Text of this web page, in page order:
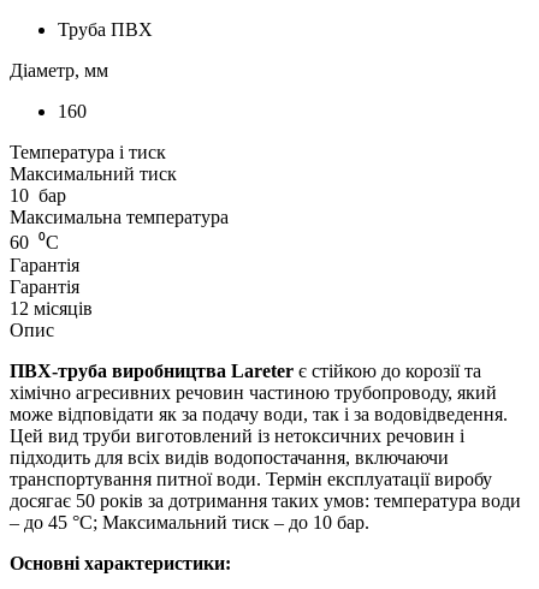
Труба ПВХ
Діаметр, мм
160
Температура і тиск
Максимальний тиск
10 бар
Максимальна температура
60 ⁰С
Гарантія
Гарантія
12 місяців
Опис
ПВХ-труба виробництва Lareter є стійкою до корозії та
хімічно агресивних речовин частиною трубопроводу, який
може відповідати як за подачу води, так і за водовідведення.
Цей вид труби виготовлений із нетоксичних речовин і
підходить для всіх видів водопостачання, включаючи
транспортування питної води. Термін експлуатації виробу
досягає 50 років за дотримання таких умов: температура води
– до 45 °C; Максимальний тиск – до 10 бар.
Основні характеристики: